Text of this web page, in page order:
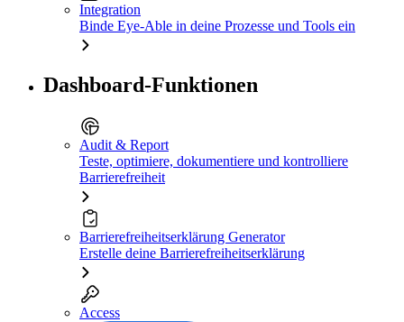
Integration
Binde Eye-Able in deine Prozesse und Tools ein
Dashboard-Funktionen
Audit & Report
Teste, optimiere, dokumentiere und kontrolliere
Barrierefreiheit
Barrierefreiheitserklärung Generator
Erstelle deine Barrierefreiheitserklärung
Access